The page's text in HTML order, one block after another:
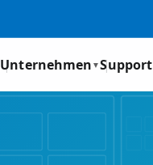
Unternehmen ▼Support